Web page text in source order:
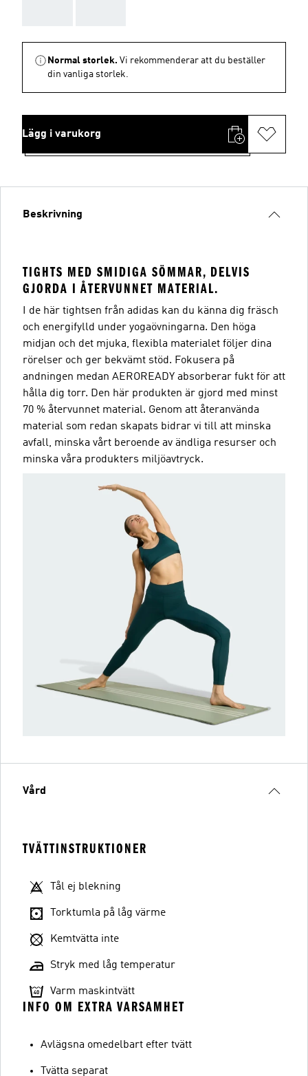
Normal storlek. Vi rekommenderar att du beställer
din vanliga storlek.
Lägg i varukorg
Beskrivning
TIGHTS MED SMIDIGA SÖMMAR, DELVIS
GJORDA I ÅTERVUNNET MATERIAL.
I de här tightsen från adidas kan du känna dig fräsch
och energifylld under yogaövningarna. Den höga
midjan och det mjuka, flexibla materialet följer dina
rörelser och ger bekvämt stöd. Fokusera på
andningen medan AEROREADY absorberar fukt för att
hålla dig torr. Den här produkten är gjord med minst
70 % återvunnet material. Genom att återanvända
material som redan skapats bidrar vi till att minska
avfall, minska vårt beroende av ändliga resurser och
minska våra produkters miljöavtryck.
Vård
TVÄTTINSTRUKTIONER
Tål ej blekning
Torktumla på låg värme
Kemtvätta inte
Stryk med låg temperatur
Varm maskintvätt
INFO OM EXTRA VARSAMHET
Avlägsna omedelbart efter tvätt
Tvätta separat